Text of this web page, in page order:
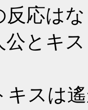
反応は
公とキ
キスは